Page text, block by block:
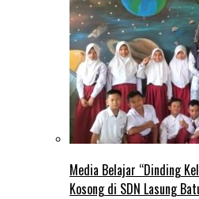
Media Belajar “Dinding
Kosong di SDN Lasung